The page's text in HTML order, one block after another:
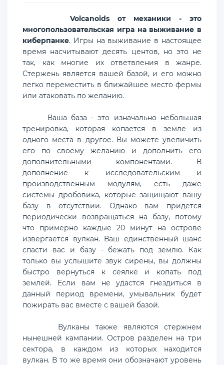
Volcanoids от механики - это
многопользовательская игра на выживание в
киберпанке. Игры на выживание в настоящее
время насчитывают десять центов, но это не
так, как многие их ответвления в жанре.
Стержень является вашей базой, и его можно
легко переместить в ближайшее место фермы
или атаковать по желанию.
Ваша база - это изначально небольшая
тренировка, которая копается в земле из
одного места в другое. Вы можете увеличить
его по своему желанию и дополнить его
дополнительными компонентами. В
дополнение к исследовательским и
производственным модулям, есть даже
системы дробовика, которые защищают вашу
базу в отсутствии. Однако вам придется
периодически возвращаться на базу, потому
что примерно каждые 20 минут на острове
извергается вулкан. Ваш единственный шанс
спасти вас и базу - бежать под землю. Как
только вы услышите звук сирены, вы должны
быстро вернуться к сеялке и копать под
землей. Если вам не удастся гнездиться в
данный период времени, умывальник будет
пожирать вас вместе с вашей базой.
Вулканы также являются стержнем
нынешней кампании. Остров разделен на три
сектора, в каждом из которых находится
вулкан. В то же время они обозначают уровень